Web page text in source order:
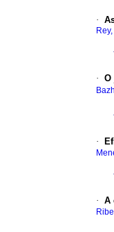
·
·
· O
·
·
·
· A